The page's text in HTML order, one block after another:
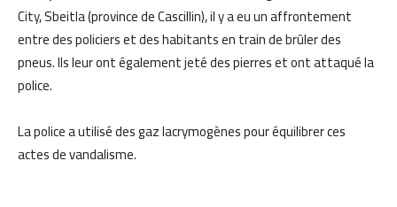
City, Sbeitla (province de Cascillin), il y a eu un affrontement
entre des policiers et des habitants en train de brûler des
pneus. Ils leur ont également jeté des pierres et ont attaqué la
police.
La police a utilisé des gaz lacrymogènes pour équilibrer ces
actes de vandalisme.